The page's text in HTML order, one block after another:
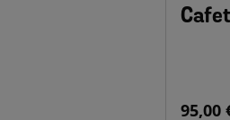
95,00